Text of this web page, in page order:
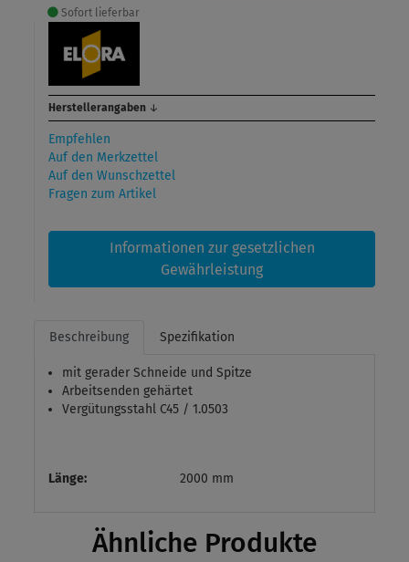
Sofort lieferbar
Herstellerangaben ↓
Empfehlen
Auf den Merkzettel
Auf den Wunschzettel
Fragen zum Artikel
Informationen zur gesetzlichen
Gewährleistung
Beschreibung Spezifikation
mit gerader Schneide und Spitze
Arbeitsenden gehärtet
Vergütungsstahl C45 / 1.0503
Länge: 2000 mm
Ähnliche Produkte